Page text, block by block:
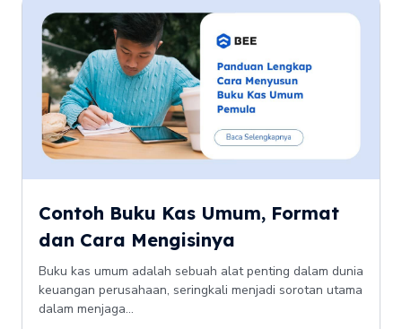
Contoh Buku Kas Umum, Format
dan Cara Mengisinya
Buku kas umum adalah sebuah alat penting dalam dunia
keuangan perusahaan, seringkali menjadi sorotan utama
dalam menjaga...